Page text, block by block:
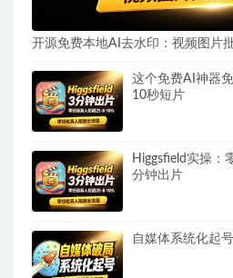
开源免费本地AI去水印：视频图片
这个免费AI神器
10秒短片
Higgsfield实操：
分钟出片
自媒体系统化起